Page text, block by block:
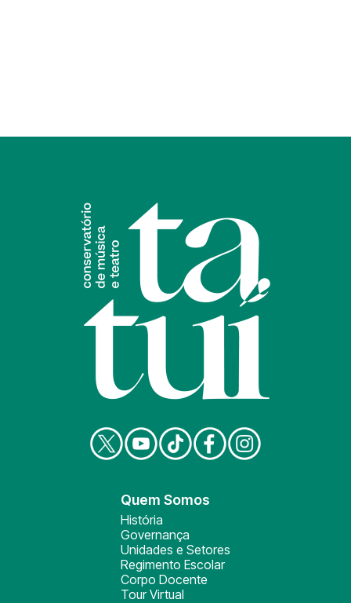
Quem Somos
História
Governança
Unidades e Setores
Regimento Escolar
Corpo Docente
Tour Virtual